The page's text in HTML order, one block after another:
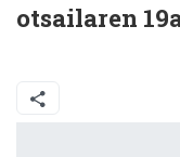
otsailaren